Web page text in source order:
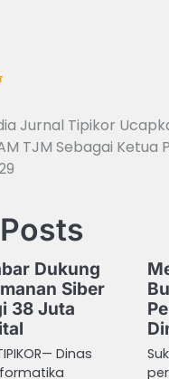
Jurnal Tipikor
TJM Sebagai Ketua
Dukung
Siber
38 Juta
Dinas